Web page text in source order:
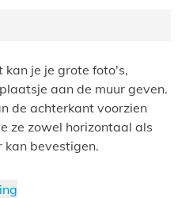
kan je je grote foto's,
aan de muur geven.
de achterkant voorzien
ze zowel horizontaal als
bevestigen.
tijdens het